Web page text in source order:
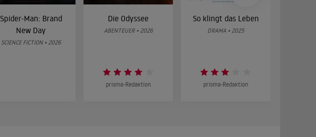
Spider-Man: Brand
New Day
SCIENCE FICTION • 2026
Die Odyssee
ABENTEUER • 2026
prisma-Redaktion
So klingt das Leben
DRAMA • 2025
prisma-Redaktion